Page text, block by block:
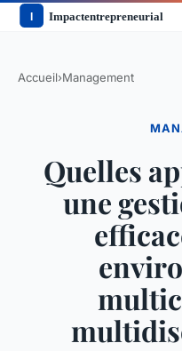
Accueil›Management
Quelles
une